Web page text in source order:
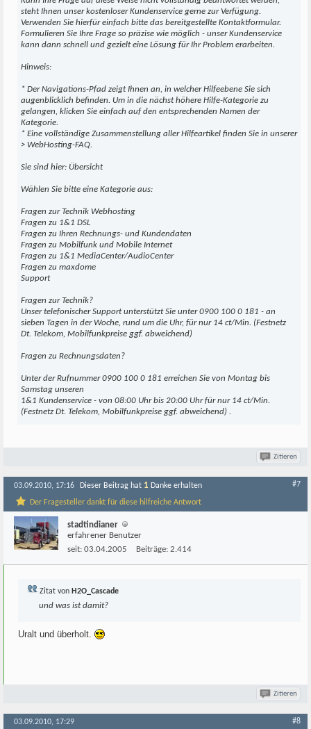
steht Ihnen unser kostenloser Kundenservice gerne zur Verfügung.
Verwenden Sie hierfür einfach bitte das bereitgestellte Kontaktformular.
Formulieren Sie Ihre Frage so präzise wie möglich - unser Kundenservice
kann dann schnell und gezielt eine Lösung für Ihr Problem erarbeiten.
Hinweis:
* Der Navigations-Pfad zeigt Ihnen an, in welcher Hilfeebene Sie sich
augenblicklich befinden. Um in die nächst höhere Hilfe-Kategorie zu
gelangen, klicken Sie einfach auf den entsprechenden Namen der
Kategorie.
* Eine vollständige Zusammenstellung aller Hilfeartikel finden Sie in unserer
> WebHosting-FAQ.
Sie sind hier: Übersicht
Wählen Sie bitte eine Kategorie aus:
Fragen zur Technik Webhosting
Fragen zu 1&1 DSL
Fragen zu Ihren Rechnungs- und Kundendaten
Fragen zu Mobilfunk und Mobile Internet
Fragen zu 1&1 MediaCenter/AudioCenter
Fragen zu maxdome
Support
Fragen zur Technik?
Unser telefonischer Support unterstützt Sie unter 0900 100 0 181 - an
sieben Tagen in der Woche, rund um die Uhr, für nur 14 ct/Min. (Festnetz
Dt. Telekom, Mobilfunkpreise ggf. abweichend)
Fragen zu Rechnungsdaten?
Unter der Rufnummer 0900 100 0 181 erreichen Sie von Montag bis
Samstag unseren
1&1 Kundenservice - von 08:00 Uhr bis 20:00 Uhr für nur 14 ct/Min.
(Festnetz Dt. Telekom, Mobilfunkpreise ggf. abweichend) .
Zitieren
03.09.2010, 17:16 Dieser Beitrag hat 1 Danke erhalten
Der Fragesteller dankt für diese hilfreiche Antwort
#7
stadtindianer
erfahrener Benutzer
seit: 03.04.2005 Beiträge: 2.414
Zitat von H2O_Cascade
und was ist damit?
Uralt und überholt.
Zitieren
03.09.2010, 17:29 #8